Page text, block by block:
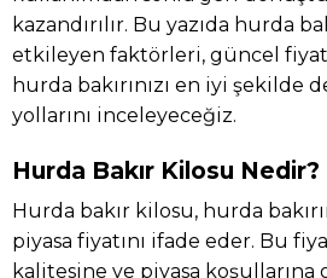
kazandırılır. Bu yazıda hurda
etkileyen faktörleri, güncel fiyat
hurda bakırınızı en iyi şekilde
yollarını inceleyeceğiz.
Hurda Bakır Kilosu Nedir?
Hurda bakır kilosu, hurda
piyasa fiyatını ifade eder. Bu
kalitesine ve piyasa